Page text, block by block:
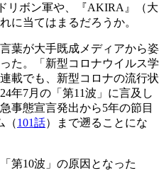
リボン軍や、『AKIRA』（大
に当てはまるだろうか。
葉が大手既成メディアから姿
た。「新型コロナウイルス学
載でも、新型コロナの流行状
年7月の「第11波」に言及し
事態宣言発出から5年の節目
（101話）まで遡ることにな
第10波」の原因となった